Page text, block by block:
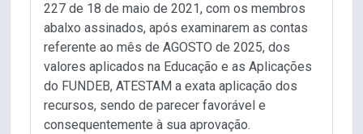
227 de 18 de maio de 2021, com os membros
abalxo assinados, após examinarem as contas
referente ao mês de AGOSTO de 2025, dos
valores aplicados na Educação e as Aplicações
do FUNDEB, ATESTAM a exata aplicação dos
recursos, sendo de parecer favorável e
consequentemente à sua aprovação.